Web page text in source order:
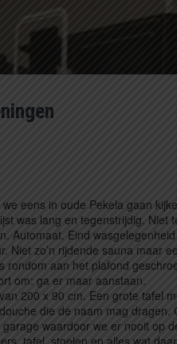
eens in oude Pekela gaan
was lang en tegenstrijdig.
Automaat. Eind
Niet zo’n rijdende sauna maar
rondom aan het plafond
om: ga er maar aanstaan.
200 x 90 cm. Een grote tafel
die de naam mag
waardoor we er nooit op
tafel, stoelen en alles wat